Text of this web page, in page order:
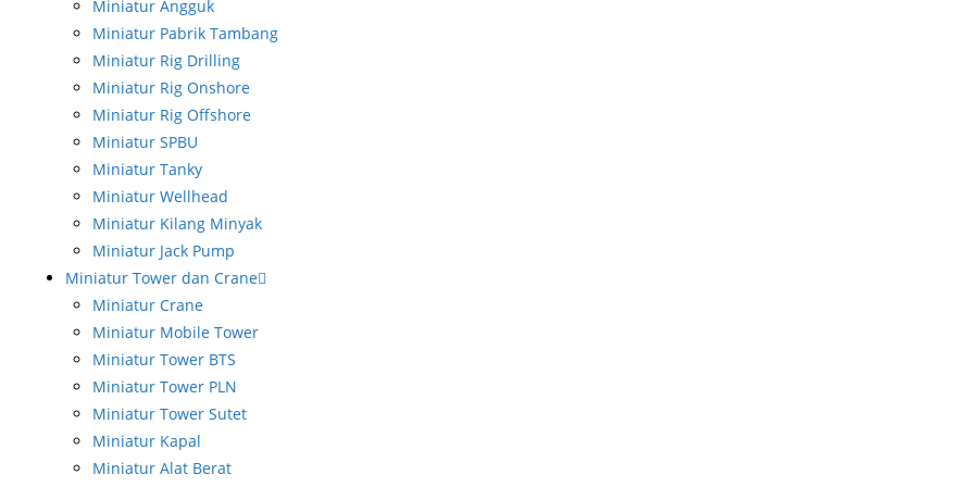
Miniatur Angguk
Miniatur Pabrik Tambang
Miniatur Rig Drilling
Miniatur Rig Onshore
Miniatur Rig Offshore
Miniatur SPBU
Miniatur Tanky
Miniatur Wellhead
Miniatur Kilang Minyak
Miniatur Jack Pump
Miniatur Tower dan Crane
Miniatur Crane
Miniatur Mobile Tower
Miniatur Tower BTS
Miniatur Tower PLN
Miniatur Tower Sutet
Miniatur Kapal
Miniatur Alat Berat